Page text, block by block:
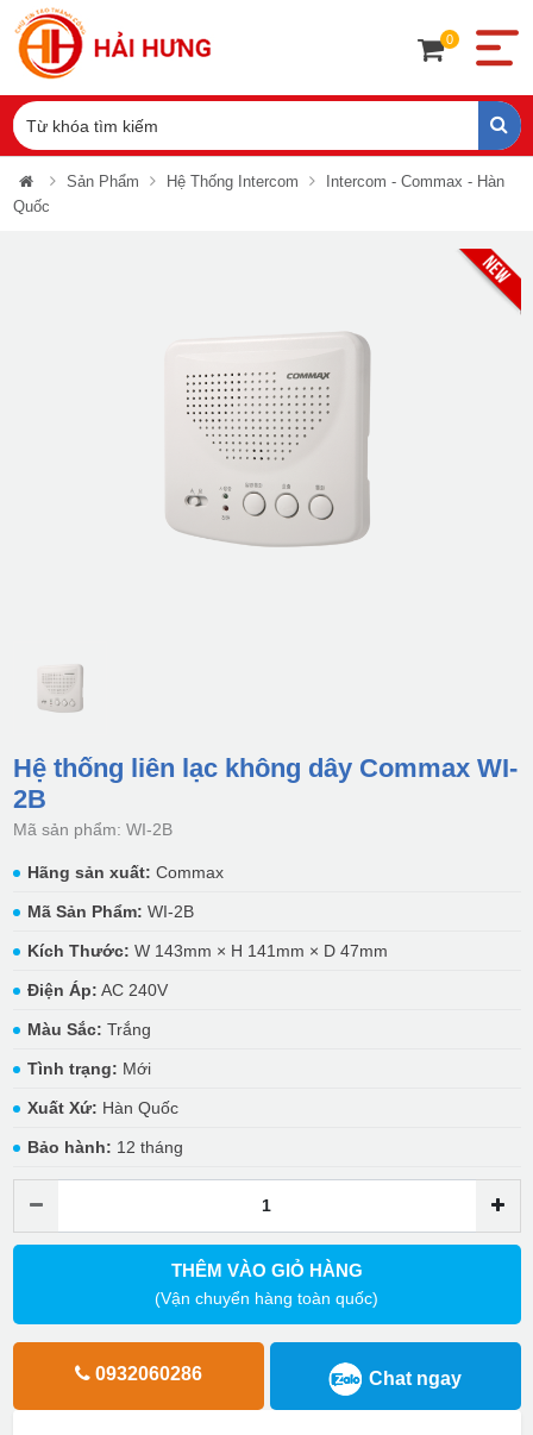
0
Sản Phẩm Hệ Thống Intercom
Intercom - Commax - Hàn
Quốc
Hệ thống liên lạc không dây Commax WI-
2B
Mã sản phẩm: WI-2B
Hãng sản xuất: Commax
Mã Sản Phẩm: WI-2B
Kích Thước: W 143mm × H 141mm × D 47mm
Điện Áp: AC 240V
Màu Sắc: Trắng
Tình trạng: Mới
Xuất Xứ: Hàn Quốc
Bảo hành: 12 tháng
THÊM VÀO GIỎ HÀNG
(Vận chuyển hàng toàn quốc)
0932060286 Chat ngay